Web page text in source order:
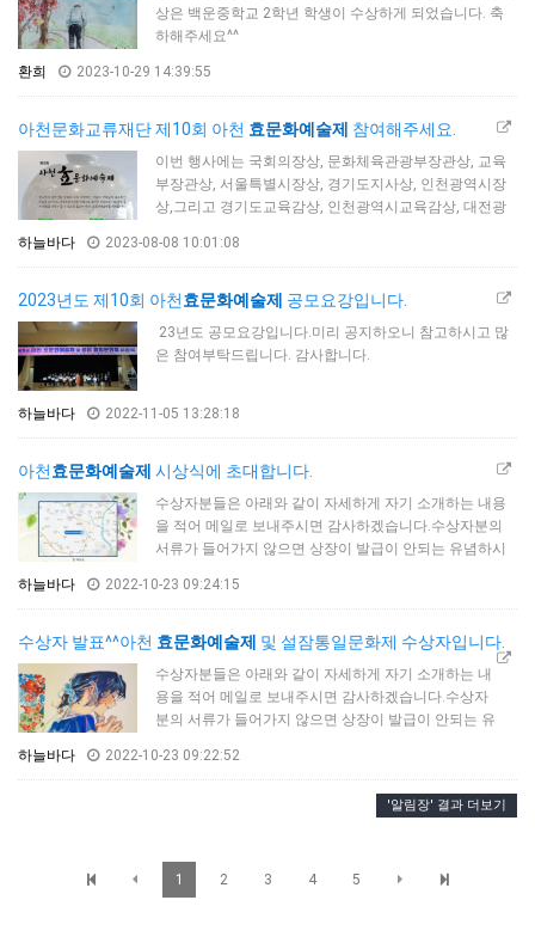
상은 백운중학교 2학년 학생이 수상하게 되었습니다. 축
하해주세요^^
환희 2023-10-29 14:39:55
아천문화교류재단 제10회 아천 효문화예술제 참여해주세요.
이번 행사에는 국회의장상, 문화체육관광부장관상, 교육
부장관상, 서울특별시장상, 경기도지사상, 인천광역시장
상,그리고 경기도교육감상, 인천광역시교육감상, 대전광
다. 감사합니다.
하늘바다 2023-08-08 10:01:08
2023년도 제10회 아천효문화예술제 공모요강입니다.
23년도 공모요강입니다.미리 공지하오니 참고하시고 많
은 참여부탁드립니다. 감사합니다.
하늘바다 2022-11-05 13:28:18
아천효문화예술제 시상식에 초대합니다.
수상자분들은 아래와 같이 자세하게 자기 소개하는 내용
을 적어 메일로 보내주시면 감사하겠습니다.수상자분의
서류가 들어가지 않으면 상장이 발급이 안되는 유념하시
정00주민번호: 00000-0000000주소:서울시소속(학년반):
들은 꼭 10월 29일 대전시 대덕구 한남대학교 56주년 기
념관 2시 시상식에 참여해 주시기 바랍니다. 감사합니다.
제9회 아천 효문화예술제 수상자국회의장상정지유서울
시 동대문구동덕여자대학교…
하늘바다 2022-10-23 09:24:15
수상자 발표^^아천 효문화예술제 및 설잠통일문화제 수상자입니다.
수상자분들은 아래와 같이 자세하게 자기 소개하는 내
용을 적어 메일로 보내주시면 감사하겠습니다.수상자
분의 서류가 들어가지 않으면 상장이 발급이 안되는 유
세요.이름:정00주민번호: 00000-0000000주소:서울시
인지 여자인지 넣어주세요. 감사합니다. 축하드립니다.
감사합니다.제9회 아천 효문화예술제 수…
하늘바다 2022-10-23 09:22:52
'알림장' 결과 더보기
1 2 3 4 5